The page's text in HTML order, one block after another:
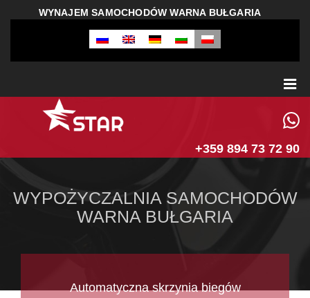
WYNAJEM SAMOCHODÓW WARNA BUŁGARIA
+359 894 73 72 90
WYPOŻYCZALNIA SAMOCHODÓW
WARNA BUŁGARIA
Automatyczna skrzynia biegów